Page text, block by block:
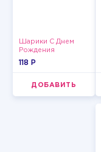
Шарики С Днем
Рождения
118 P
ДОБАВИТЬ